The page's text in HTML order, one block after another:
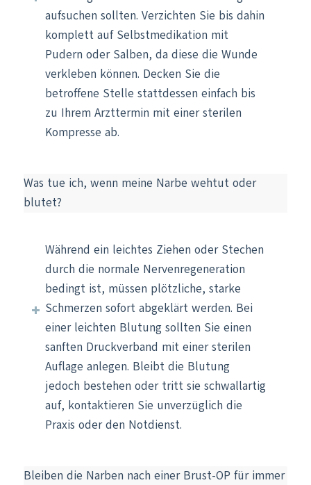
aufsuchen sollten. Verzichten Sie bis dahin
komplett auf Selbstmedikation mit
Pudern oder Salben, da diese die Wunde
verkleben können. Decken Sie die
betroffene Stelle stattdessen einfach bis
zu Ihrem Arzttermin mit einer sterilen
Kompresse ab.
Was tue ich, wenn meine Narbe wehtut oder
blutet?
Während ein leichtes Ziehen oder Stechen
durch die normale Nervenregeneration
bedingt ist, müssen plötzliche, starke
Schmerzen sofort abgeklärt werden. Bei
einer leichten Blutung sollten Sie einen
sanften Druckverband mit einer sterilen
Auflage anlegen. Bleibt die Blutung
jedoch bestehen oder tritt sie schwallartig
auf, kontaktieren Sie unverzüglich die
Praxis oder den Notdienst.
Bleiben die Narben nach einer Brust-OP für immer